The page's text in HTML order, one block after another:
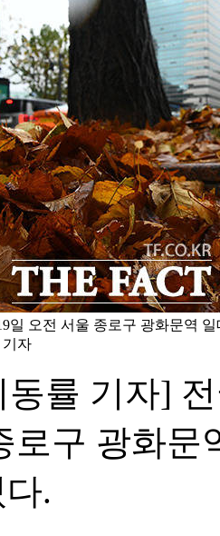
일 오전 서울 종로구 광화문역
기자
률 기자]
로구 광화문
.